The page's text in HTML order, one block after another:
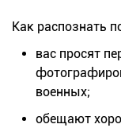
Как распознать
вас просят
военных;
обещают